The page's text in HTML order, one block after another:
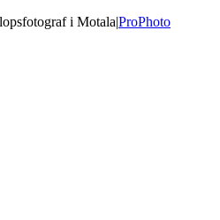
i Motala|ProPhoto